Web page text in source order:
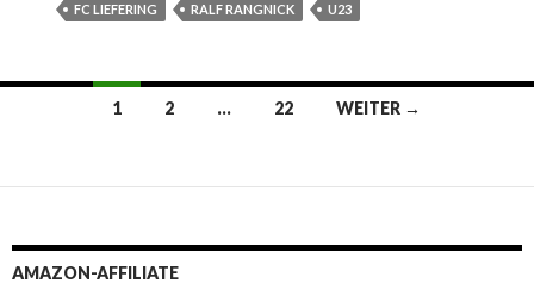
FC LIEFERING RALF RANGNICK U23
Beitrags-
1 2 … 22 WEITER →
AMAZON-AFFILIATE